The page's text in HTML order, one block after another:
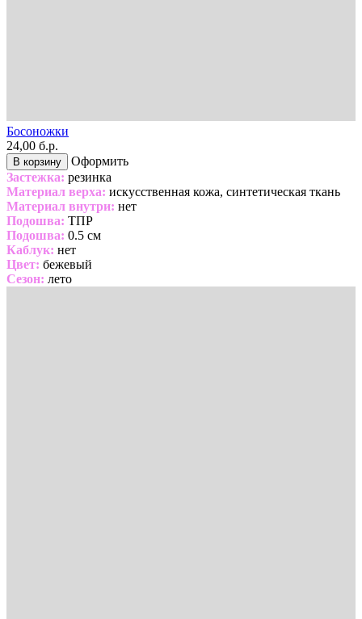
Босоножки
24,00 б.р.
В корзину
Оформить
Застежка: резинка
Материал верха: искусственная кожа, синтетическая ткань
Материал внутри: нет
Подошва: ТПР
Подошва: 0.5 см
Каблук: нет
Цвет: бежевый
Сезон: лето